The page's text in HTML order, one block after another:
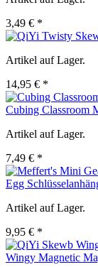
3,49 € *
Artikel auf Lager.
14,95 € *
Cubing Classroom
Artikel auf Lager.
7,49 € *
Egg
Artikel auf Lager.
9,95 € *
Wingy Magnetic